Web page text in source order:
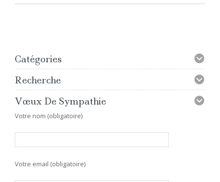
Catégories
Recherche
Vœux De Sympathie
Votre nom (obligatoire)
Votre email (obligatoire)